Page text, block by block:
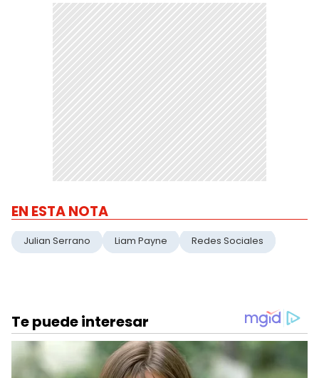
EN ESTA NOTA
Julian Serrano Liam Payne Redes Sociales